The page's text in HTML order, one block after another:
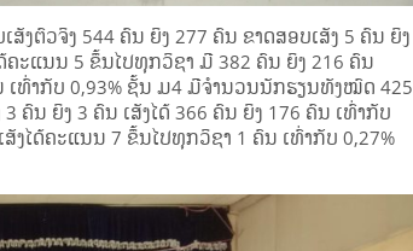
ຕົວຈິງ 544 ຄົນ ຍິງ 277 ຄົນ ຂາດສອບເສັງ 5 ຄົນ ຍິງ
ຄະແນນ 5 ຂຶ້ນໄປທຸກວິຊາ ມີ 382 ຄົນ ຍິງ 216 ຄົນ
ເທົ່າກັບ 0,93% ຊັ້ນ ມ4 ມີຈໍານວນນັກຮຽນທັງໝົດ 425
ຄົນ ຍິງ 3 ຄົນ ເສັງໄດ້ 366 ຄົນ ຍິງ 176 ຄົນ ເທົ່າກັບ
ສັງໄດ້ຄະແນນ 7 ຂຶ້ນໄປທຸກວິຊາ 1 ຄົນ ເທົ່າກັບ 0,27%